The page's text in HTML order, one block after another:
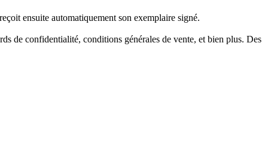
ensuite automatiquement son exemplaire signé.
de confidentialité, conditions générales de vente, et bien plus. Des